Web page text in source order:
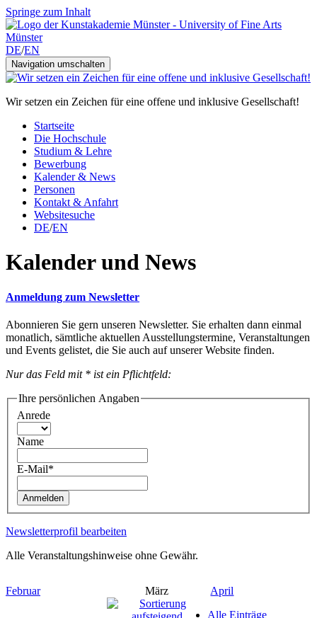
Springe zum Inhalt
DE/EN
Navigation umschalten
Wir setzen ein Zeichen für eine offene und inklusive Gesellschaft!
Startseite
Die Hochschule
Studium & Lehre
Bewerbung
Kalender & News
Personen
Kontakt & Anfahrt
Websitesuche
DE/EN
Kalender und News
Anmeldung zum Newsletter
Abonnieren Sie gern unseren Newsletter. Sie erhalten dann einmal
monatlich, sämtliche aktuellen Ausstellungstermine, Veranstaltungen
und Events gelistet, die Sie auch auf unserer Website finden.
Nur das Feld mit * ist ein Pflichtfeld:
Ihre persönlichen Angaben
Anrede
Name
E-Mail*
Anmelden
Newsletterprofil bearbeiten
Alle Veranstaltungshinweise ohne Gewähr.
Februar März
April
Alle Einträge